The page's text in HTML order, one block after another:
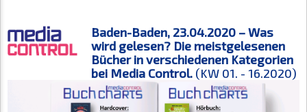
Baden-Baden, 23.04.2020 – Was
wird gelesen? Die meistgelesenen
Bücher in verschiedenen Kategorien
bei Media Control. (KW 01. - 16.2020)